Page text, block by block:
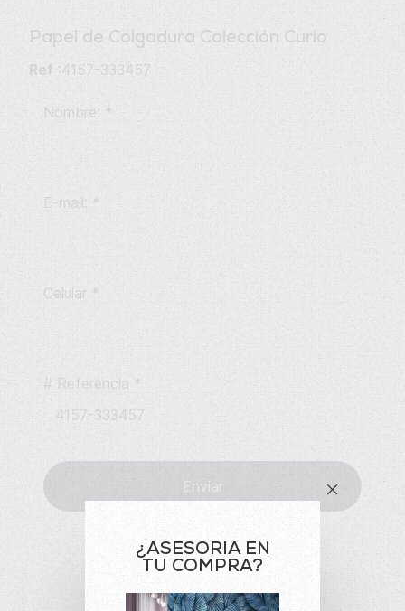
Papel de Colgadura Colección Curio
Ref :4157-333457
Nombre: *
E-mail: *
Celular *
# Referencia *
Enviar
¿ASESORIA EN
TU COMPRA?